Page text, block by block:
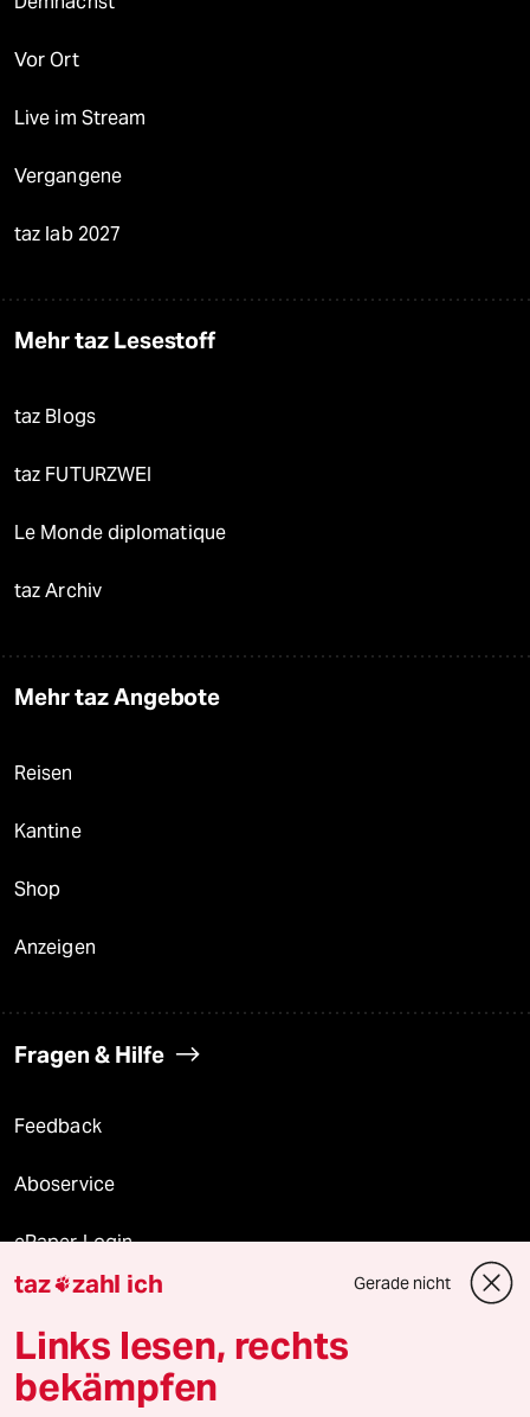
Vor Ort
Live im Stream
Vergangene
taz lab 2027
Mehr taz Lesestoff
taz Blogs
taz FUTURZWEI
Le Monde diplomatique
taz Archiv
Mehr taz Angebote
Reisen
Kantine
Shop
Anzeigen
Fragen & Hilfe
Feedback
Aboservice
ePaper Login
Downloads für Abonnierende
© 2026 taz Verlags und Vertriebs GmbH
taz zahl ich Gerade nicht
Links lesen, rechts
bekämpfen